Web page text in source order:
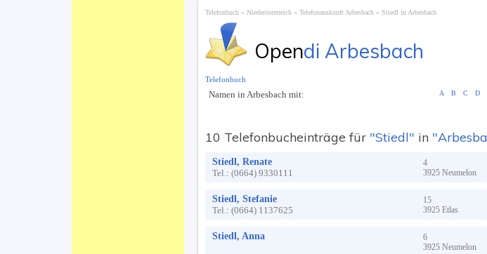
Telefonbuch Niederösterreich Telefonauskunft Arbesbach Stiedl in Arbesbach
Opendi Arbesbach
Namen in Arbesbach mit: A B C D
10 Telefonbucheinträge für "Stiedl" in
Stiedl, Renate
Tel.: (0664) 9330111
4
3925 Neumelon
Stiedl, Stefanie
Tel.: (0664) 1137625
15
3925 Etlas
Stiedl, Anna
6
3925 Neumelon
Telefonbuch